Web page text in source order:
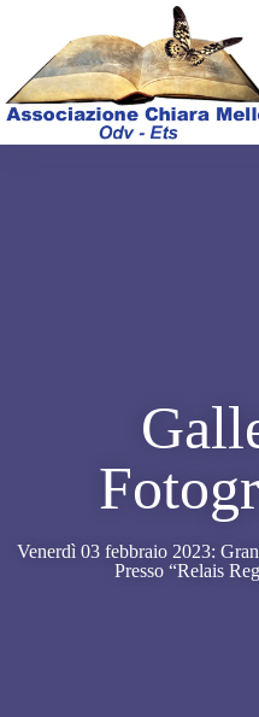
Venerdì 03 febbraio 2023:
Presso “Relais